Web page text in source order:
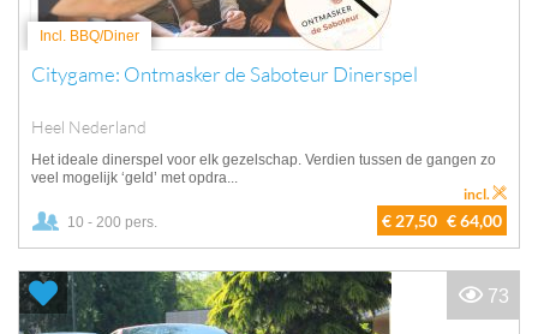
Incl. BBQ/Diner
Citygame: Ontmasker de Saboteur Dinerspel
Heel Nederland
Het ideale dinerspel voor elk gezelschap. Verdien tussen de gangen zo
veel mogelijk ‘geld’ met opdra...
10 - 200 pers. € 27,50 € 64,00
incl.
73